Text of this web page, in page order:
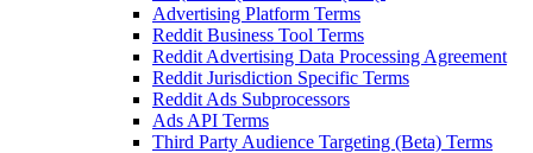
Advertising Platform Terms
Reddit Business Tool Terms
Reddit Advertising Data Processing Agreement
Reddit Jurisdiction Specific Terms
Reddit Ads Subprocessors
Ads API Terms
Third Party Audience Targeting (Beta) Terms